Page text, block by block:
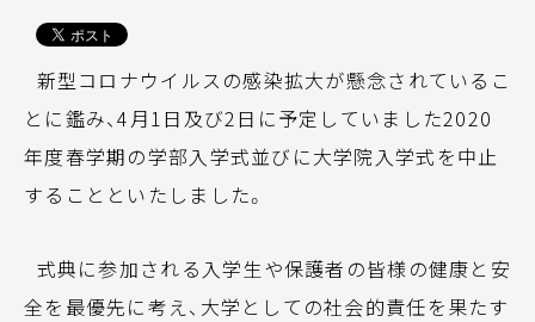
新型コロナウイルスの感染拡大が懸念されているこ
とに鑑み、4月1日及び2日に予定していました2020
年度春学期の学部入学式並びに大学院入学式を中止
することといたしました。
式典に参加される入学生や保護者の皆様の健康と安
全を最優先に考え、大学としての社会的責任を果たす